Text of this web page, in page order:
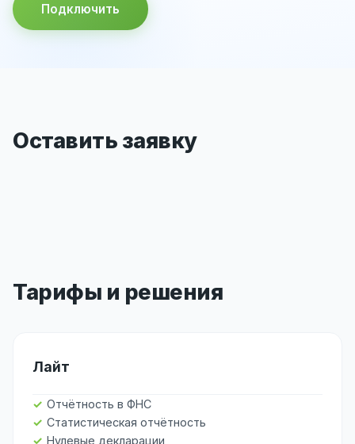
Подключить
Оставить заявку
Тарифы и решения
Лайт
Отчётность в ФНС
Статистическая отчётность
Нулевые декларации